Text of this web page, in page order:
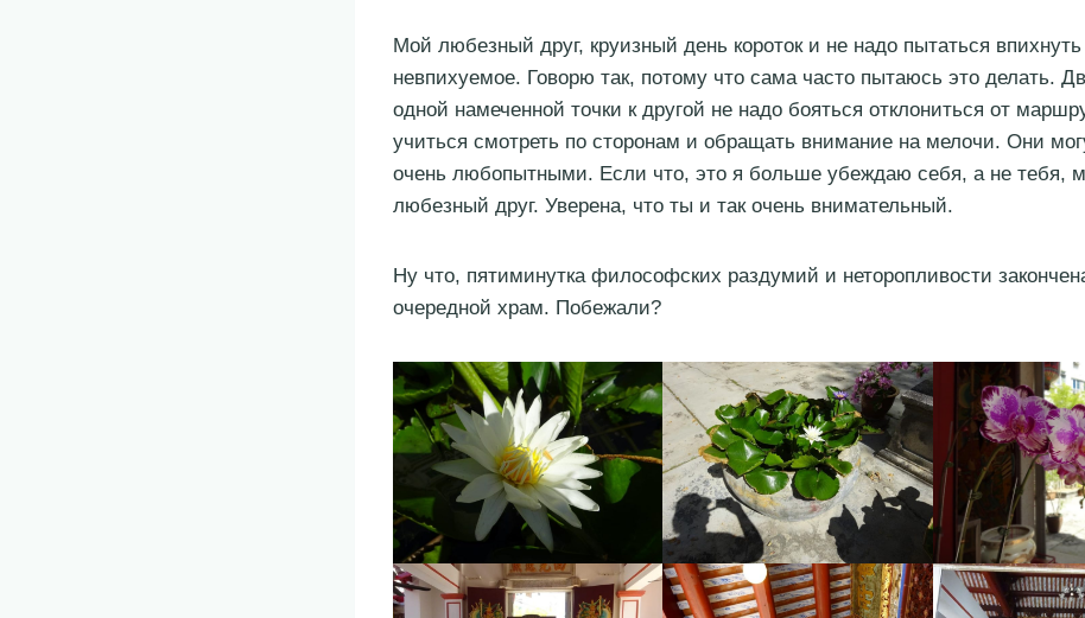
Мой любезный друг, круизный день короток и не надо пытаться впихнуть
невпихуемое. Говорю так, потому что сама часто пытаюсь это делать.
одной намеченной точки к другой не надо бояться отклониться от
учиться смотреть по сторонам и обращать внимание на мелочи. Они
очень любопытными. Если что, это я больше убеждаю себя, а не тебя,
любезный друг. Уверена, что ты и так очень внимательный.
Ну что, пятиминутка философских раздумий и неторопливости
очередной храм. Побежали?